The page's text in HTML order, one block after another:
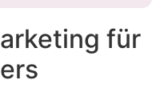
für